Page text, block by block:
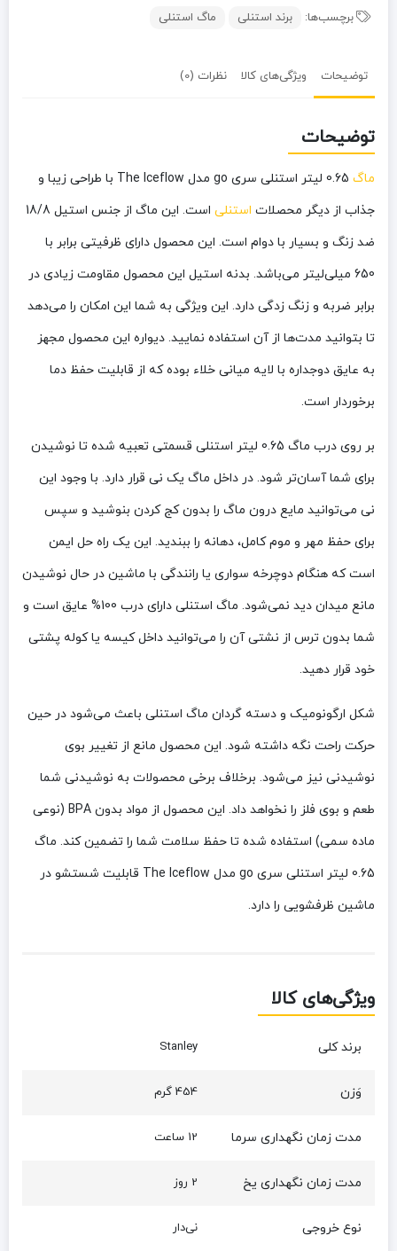
برچسب‌ها: برند استنلی ماگ استنلی
توضیحات ویژگی‌های کالا نظرات (0)
توضیحات
ماگ
0.65 لیتر استنلی سری go مدل The Iceflow با طراحی زیبا و
جذاب از دیگر محصلات استنلی
است. این ماگ از جنس استیل 18/8
ضد زنگ و بسیار با دوام است. این محصول دارای ظرفیتی برابر با
650 میلی‌لیتر می‌باشد. بدنه استیل این محصول مقاومت زیادی در
برابر ضربه و زنگ زدگی دارد. این ویژگی به شما این امکان را می‌دهد
تا بتوانید مدت‌ها از آن استفاده نمایید. دیواره این محصول مجهز
به عایق دوجداره با لایه میانی خلاء بوده که از قابلیت حفظ دما
برخوردار است.
بر روی درب ماگ 0.65 لیتر استنلی قسمتی تعبیه شده تا نوشیدن
برای شما آسان‌تر شود. در داخل ماگ یک نی قرار دارد. با وجود این
نی می‌توانید مایع درون ماگ را بدون کج کردن بنوشید و سپس
برای حفظ مهر و موم کامل، دهانه را ببندید. این یک راه حل ایمن
است که هنگام دوچرخه سواری یا رانندگی با ماشین در حال نوشیدن
مانع میدان دید نمی‌شود. ماگ استنلی دارای درب 100% عایق است و
شما بدون ترس از نشتی آن را می‌توانید داخل کیسه یا کوله پشتی
خود قرار دهید.
شکل ارگونومیک و دسته گردان ماگ استنلی باعث می‌شود در حین
حرکت راحت نگه داشته شود. این محصول مانع از تغییر بوی
نوشیدنی نیز می‌شود. برخلاف برخی محصولات به نوشیدنی شما
طعم و بوی فلز را نخواهد داد. این محصول از مواد بدون BPA (نوعی
ماده سمی) استفاده شده تا حفظ سلامت شما را تضمین کند. ماگ
0.65 لیتر استنلی سری go مدل The Iceflow قابلیت شستشو در
ماشین ظرفشویی را دارد.
ویژگی‌های کالا
برند کلی Stanley
وَزن 454 گرم
مدت زمان نگهداری سرما 12 ساعت
مدت زمان نگهداری یخ 2 روز
نوع خروجی نی‌دار